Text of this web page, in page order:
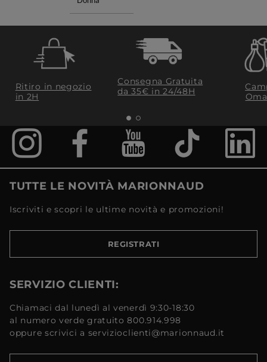
Ritiro in negozio
in 2H
Consegna Gratuita
da 35€​ in 24/48H
TUTTE LE NOVITÀ MARIONNAUD
Iscriviti e scopri le ultime novità e promozioni!
REGISTRATI
SERVIZIO CLIENTI:
Chiamaci dal lunedì al venerdì 9:30-18:30
al numero verde gratuito 800.914.998
oppure scrivici a servizioclienti@marionnaud.it